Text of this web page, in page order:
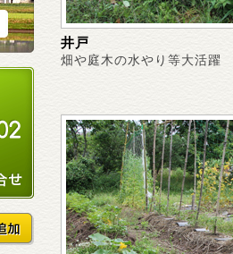
井戸
畑や庭木の水やり等大活躍